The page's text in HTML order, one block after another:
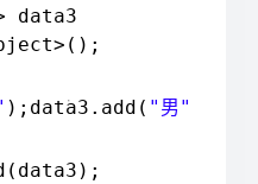
);data3.add( " 男 "